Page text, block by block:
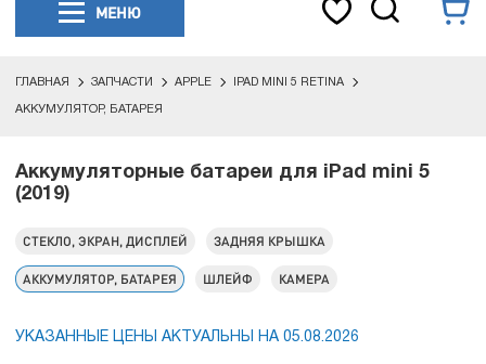
МЕНЮ
ГЛАВНАЯ ЗАПЧАСТИ APPLE IPAD MINI 5 RETINA
АККУМУЛЯТОР, БАТАРЕЯ
Аккумуляторные батареи для iPad mini 5
(2019)
СТЕКЛО, ЭКРАН, ДИСПЛЕЙ ЗАДНЯЯ КРЫШКА
АККУМУЛЯТОР, БАТАРЕЯ ШЛЕЙФ КАМЕРА
УКАЗАННЫЕ ЦЕНЫ АКТУАЛЬНЫ НА 05.08.2026